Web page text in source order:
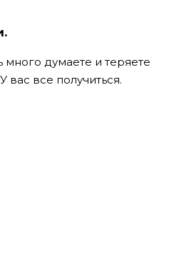
много думаете и теряете
вас все получиться.